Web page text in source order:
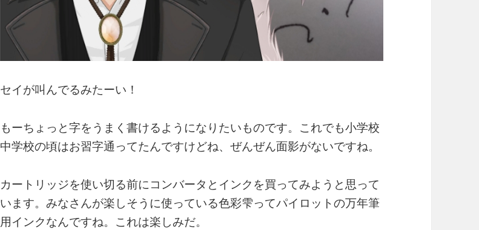
セイが叫んでるみたーい！
もーちょっと字をうまく書けるようになりたいものです。これでも小学校
中学校の頃はお習字通ってたんですけどね、ぜんぜん面影がないですね。
カートリッジを使い切る前にコンバータとインクを買ってみようと思って
います。みなさんが楽しそうに使っている色彩雫ってパイロットの万年筆
用インクなんですね。これは楽しみだ。